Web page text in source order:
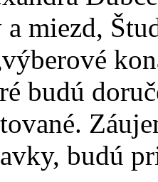
miezd,
budú
budú